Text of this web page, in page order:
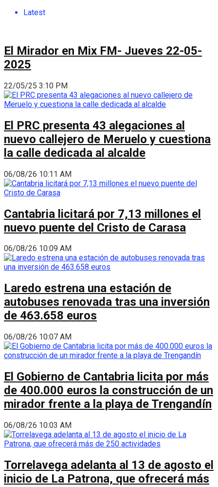
Latest
El Mirador en Mix FM- Jueves 22-05-
2025
22/05/25 3:10 PM
El PRC presenta 43 alegaciones al
nuevo callejero de Meruelo y cuestiona
la calle dedicada al alcalde
06/08/26 10:11 AM
Cantabria licitará por 7,13 millones el
nuevo puente del Cristo de Carasa
06/08/26 10:09 AM
Laredo estrena una estación de
autobuses renovada tras una inversión
de 463.658 euros
06/08/26 10:07 AM
El Gobierno de Cantabria licita por más
de 400.000 euros la construcción de un
mirador frente a la playa de Trengandín
06/08/26 10:03 AM
Torrelavega adelanta al 13 de agosto el
inicio de La Patrona, que ofrecerá más